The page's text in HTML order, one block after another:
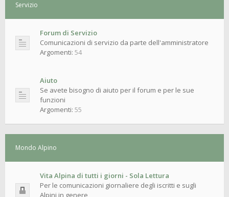
Servizio
Forum di Servizio
Comunicazioni di servizio da parte dell'amministratore
Argomenti: 54
Aiuto
Se avete bisogno di aiuto per il forum e per le sue
funzioni
Argomenti: 55
Mondo Alpino
Vita Alpina di tutti i giorni - Sola Lettura
Per le comunicazioni giornaliere degli iscritti e sugli
Alpini in genere